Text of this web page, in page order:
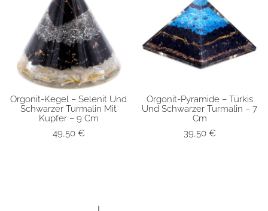
SCHNELLANSICHT
Orgonit-Kegel – Selenit Und
Schwarzer Turmalin Mit
Kupfer – 9 Cm
49,50 €
SCHNELLANSICHT
Orgonit-Pyramide – Türkis
Und Schwarzer Turmalin – 7
Cm
39,50 €